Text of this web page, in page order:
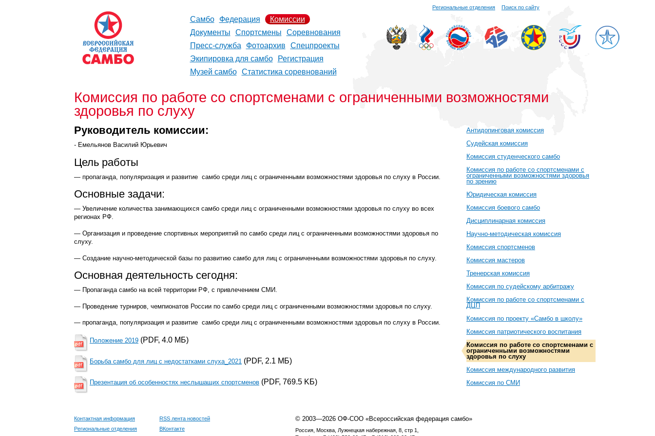
Региональные отделения Поиск по сайту
Самбо Федерация
Комиссии
Документы
Спортсмены
Соревнования
Пресс-служба
Фотоархив
Спецпроекты
Экипировка для самбо
Регистрация
Музей самбо
Статистика соревнований
Комиссия по работе со спортсменами с ограниченными возможностями
здоровья по слуху
Руководитель комиссии:
- Емельянов Василий Юрьевич
Цель работы
— пропаганда, популяризация и развитие самбо среди лиц с ограниченными возможностями здоровья по слуху в России.
Основные задачи:
— Увеличение количества занимающихся самбо среди лиц с ограниченными возможностями здоровья по слуху во всех
регионах РФ.
— Организация и проведение спортивных мероприятий по самбо среди лиц с ограниченными возможностями здоровья по
слуху.
— Создание научно-методической базы по развитию самбо для лиц с ограниченными возможностями здоровья по слуху.
Основная деятельность сегодня:
— Пропаганда самбо на всей территории РФ, с привлечением СМИ.
— Проведение турниров, чемпионатов России по самбо среди лиц с ограниченными возможностями здоровья по слуху.
— пропаганда, популяризация и развитие самбо среди лиц с ограниченными возможностями здоровья по слуху в России.
Положение 2019 (PDF, 4.0 MБ)
Борьба самбо для лиц с недостатками слуха_2021 (PDF, 2.1 MБ)
Презентация об особенностях неслышащих спортсменов (PDF, 769.5 KБ)
Антидопинговая комиссия
Судейская комиссия
Комиссия студенческого самбо
Комиссия по работе со спортсменами с
ограниченными возможностями здоровья
по зрению
Юридическая комиссия
Комиссия боевого самбо
Дисциплинарная комиссия
Научно-методическая комиссия
Комиссия спортсменов
Комиссия мастеров
Тренерская комиссия
Комиссия по судейскому арбитражу
Комиссия по работе со спортсменами с
ДЦП
Комиссия по проекту «Самбо в школу»
Комиссия патриотического воспитания
Комиссия по работе со спортсменами с
ограниченными возможностями
здоровья по слуху
Комиссия международного развития
Комиссия по СМИ
Контактная информация
Региональные отделения
RSS лента новостей
ВКонтакте
© 2003—2026 ОФ-СОО «Всероссийская федерация самбо»
Россия, Москва, Лужнецкая набережная, 8, стр 1,